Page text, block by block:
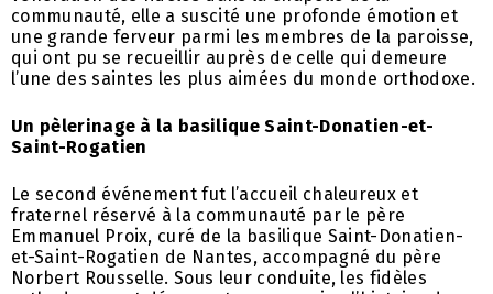
communauté, elle a suscité une profonde émotion et
une grande ferveur parmi les membres de la paroisse,
qui ont pu se recueillir auprès de celle qui demeure
l’une des saintes les plus aimées du monde orthodoxe.
Un pèlerinage à la basilique Saint-Donatien-et-
Saint-Rogatien
Le second événement fut l’accueil chaleureux et
fraternel réservé à la communauté par le père
Emmanuel Proix, curé de la basilique Saint-Donatien-
et-Saint-Rogatien de Nantes, accompagné du père
Norbert Rousselle. Sous leur conduite, les fidèles